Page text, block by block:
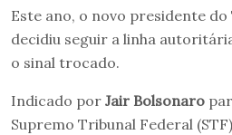
Este ano, o novo presidente do
decidiu seguir a linha
o sinal trocado.
Indicado por Jair Bolsonaro
Supremo Tribunal Federal